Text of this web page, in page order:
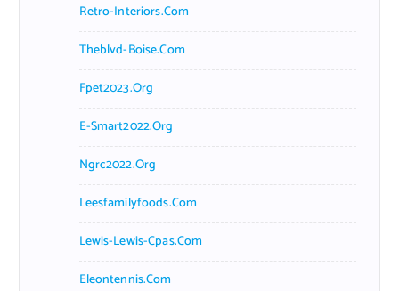
Retro-Interiors.com
Theblvd-Boise.com
Fpet2023.org
E-Smart2022.org
Ngrc2022.org
Leesfamilyfoods.com
Lewis-Lewis-Cpas.com
Eleontennis.com